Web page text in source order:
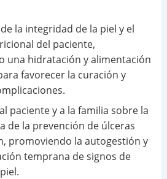
la integridad de la piel y el
del paciente,
una hidratación y alimentación
favorecer la curación y
paciente y a la familia sobre la
de la prevención de úlceras
promoviendo la autogestión y
temprana de signos de